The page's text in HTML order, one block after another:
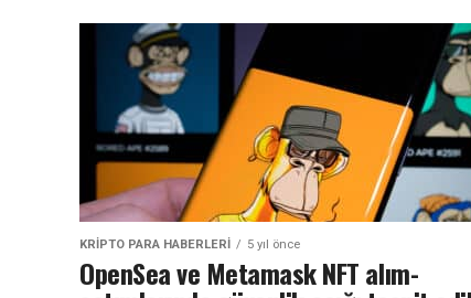
KRIPTO PARA HABERLERI 5 yıl önce
OpenSea ve Metamask NFT alım-